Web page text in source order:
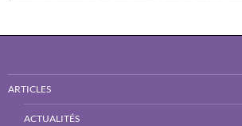
ARTICLES
ACTUALITÉS